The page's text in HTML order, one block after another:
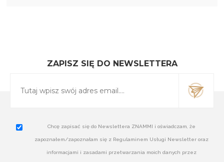
ZAPISZ SIĘ DO NEWSLETTERA
Chcę zapisać się do Newslettera ZNAMMI i oświadczam, że
zapoznałem/zapoznałam się z Regulaminem Usługi Newsletter oraz
informacjami i zasadami przetwarzania moich danych przez